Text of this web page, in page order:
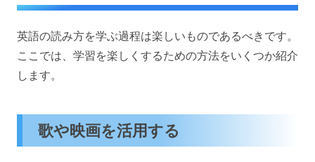
英語の読み方を学ぶ過程は楽しいものであるべきです。
ここでは、学習を楽しくするための方法をいくつか紹介
します。
歌や映画を活用する